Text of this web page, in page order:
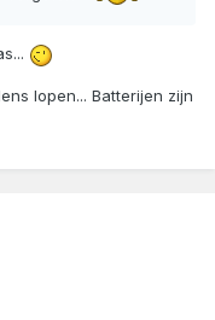
lopen... Batterijen zijn